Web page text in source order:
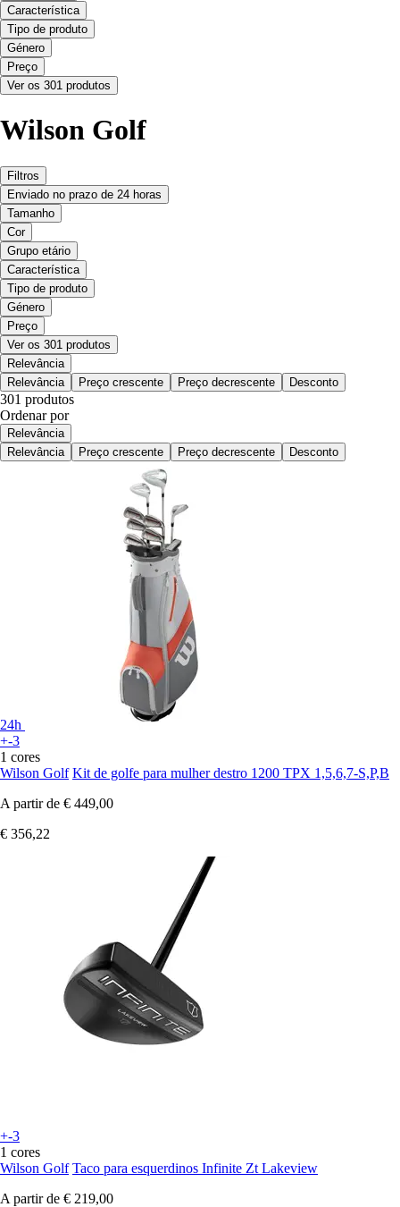
Característica
Tipo de produto
Género
Preço
Ver os 301 produtos
Wilson Golf
Filtros
Enviado no prazo de 24 horas
Tamanho
Cor
Grupo etário
Característica
Tipo de produto
Género
Preço
Ver os 301 produtos
Relevância
Relevância
Preço crescente Preço decrescente Desconto
301 produtos
Ordenar por
Relevância
Relevância
Preço crescente Preço decrescente Desconto
24h
+-3
1 cores
Wilson Golf Kit de golfe para mulher destro 1200 TPX 1,5,6,7-S,P,B
A partir de € 449,00
€ 356,22
+-3
1 cores
Wilson Golf Taco para esquerdinos Infinite Zt Lakeview
A partir de € 219,00